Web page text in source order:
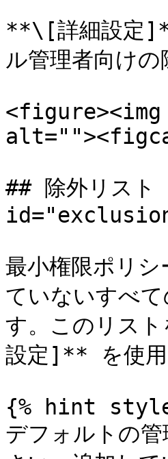
**\[詳細設定
ル管理者向け
<figure><img
## 除外リス
最小権限ポリ
ていないすべ
す。このリス
設定]** を使用
{% hint
デフォルトの